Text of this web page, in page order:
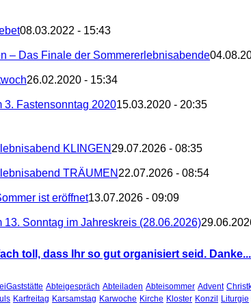
08.03.2022 - 15:43
– Das Finale der Sommererlebnisabende
26.02.2020 - 15:34
3. Fastensonntag 202015.03.2020 - 20:35
KLINGEN 29.07.2026 - 08:35
TRÄUMEN 22.07.2026 - 08:54
ist eröffnet13.07.2026 - 09:09
13. Sonntag im Jahreskreis (28.06.2026)
toll, dass Ihr so gut organisiert seid. Danke...
Abteigespräch Abteiladen Abteisommer Advent
Karfreitag Karsamstag Karwoche Kirche Kloster Konzil Liturgie